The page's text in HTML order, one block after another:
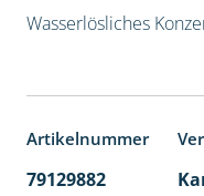
Wasserlösliches
Artikelnummer
79129882